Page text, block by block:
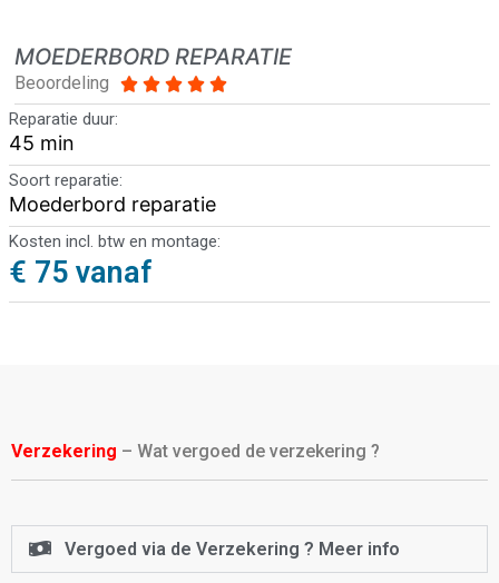
MOEDERBORD REPARATIE
Beoordeling     
Reparatie duur:
45 min
Soort reparatie:
Moederbord reparatie
Kosten incl. btw en montage:
€ 75 vanaf
Verzekering – Wat vergoed de verzekering ?
Vergoed via de Verzekering ? Meer info